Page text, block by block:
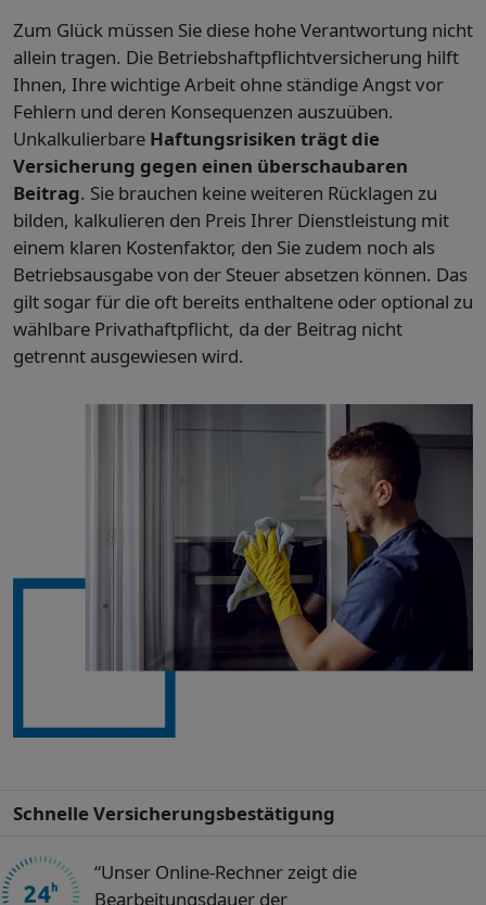
Zum Glück müssen Sie diese hohe Verantwortung nicht
allein tragen. Die Betriebshaftpflichtversicherung hilft
Ihnen, Ihre wichtige Arbeit ohne ständige Angst vor
Fehlern und deren Konsequenzen auszuüben.
Unkalkulierbare Haftungsrisiken trägt die
Versicherung gegen einen überschaubaren
Beitrag. Sie brauchen keine weiteren Rücklagen zu
bilden, kalkulieren den Preis Ihrer Dienstleistung mit
einem klaren Kostenfaktor, den Sie zudem noch als
Betriebsausgabe von der Steuer absetzen können. Das
gilt sogar für die oft bereits enthaltene oder optional zu
wählbare Privathaftpflicht, da der Beitrag nicht
getrennt ausgewiesen wird.
Schnelle Versicherungsbestätigung
“Unser Online-Rechner zeigt die
Bearbeitungsdauer der